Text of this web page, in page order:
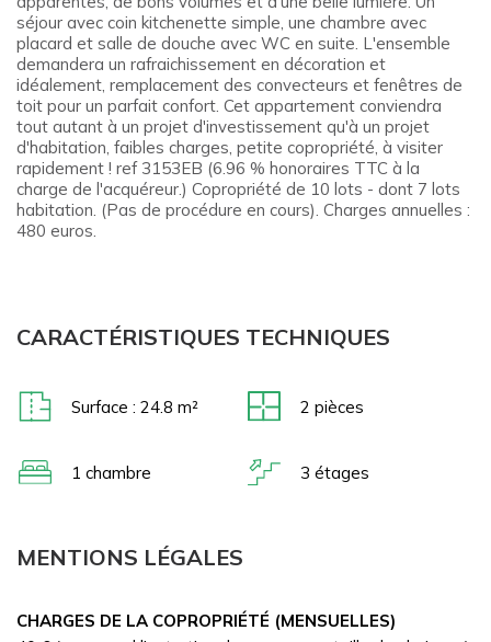
séjour avec coin kitchenette simple, une chambre avec
placard et salle de douche avec WC en suite. L'ensemble
demandera un rafraichissement en décoration et
idéalement, remplacement des convecteurs et fenêtres de
toit pour un parfait confort. Cet appartement conviendra
tout autant à un projet d'investissement qu'à un projet
d'habitation, faibles charges, petite copropriété, à visiter
rapidement ! ref 3153EB (6.96 % honoraires TTC à la
charge de l'acquéreur.) Copropriété de 10 lots - dont 7 lots
habitation. (Pas de procédure en cours). Charges annuelles :
480 euros.
CARACTÉRISTIQUES TECHNIQUES
Surface : 24.8 m² 2 pièces
1 chambre 3 étages
MENTIONS LÉGALES
CHARGES DE LA COPROPRIÉTÉ (MENSUELLES)